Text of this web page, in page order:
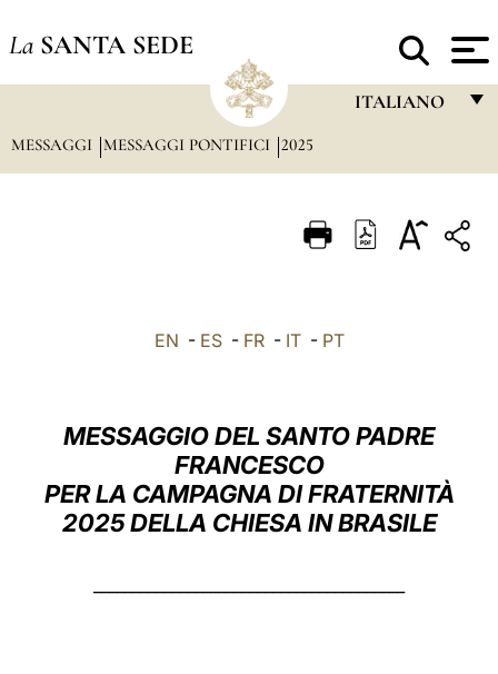
La SANTA SEDE
ITALIANO
ITALIANO
العربيّة
中文
LATINE
MESSAGGI MESSAGGI PONTIFICI 2025
EN - ES- FR- IT- PT
MESSAGGIO DEL SANTO PADRE
FRANCESCO
PER LA CAMPAGNA DI FRATERNITÀ
2025 DELLA CHIESA IN BRASILE